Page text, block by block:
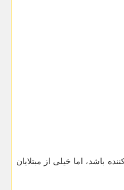
باشد، اما خیلی از مبتلایان